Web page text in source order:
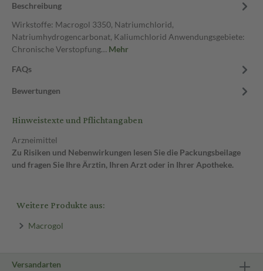
Beschreibung
Wirkstoffe: Macrogol 3350, Natriumchlorid,
Natriumhydrogencarbonat, Kaliumchlorid Anwendungsgebiete:
Chronische Verstopfung… Mehr
FAQs
Bewertungen
Hinweistexte und Pflichtangaben
Arzneimittel
Zu Risiken und Nebenwirkungen lesen Sie die Packungsbeilage
und fragen Sie Ihre Ärztin, Ihren Arzt oder in Ihrer Apotheke.
Weitere Produkte aus:
Macrogol
Versandarten